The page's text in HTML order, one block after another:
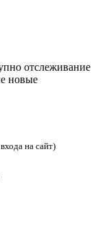
отслеживание
новые
на сайт)